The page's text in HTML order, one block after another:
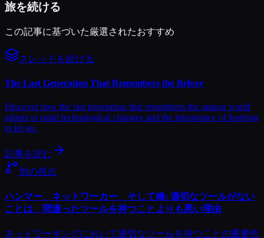
旅を続ける
この記事に基づいた厳選されたおすすめ
スレッドを続ける
The Last Generation That Remembers the Before
Discover how the last generation that remembers the analog world
adapts to rapid technological changes and the importance of learning
to let go.
記事を読む
別の視点
ハンマー、ネットワーカー、そして橋: 適切なツールがない
ことは、間違ったツールを持つことよりも悪い理由
ネットワーキングにおいて適切なツールを持つことの重要性